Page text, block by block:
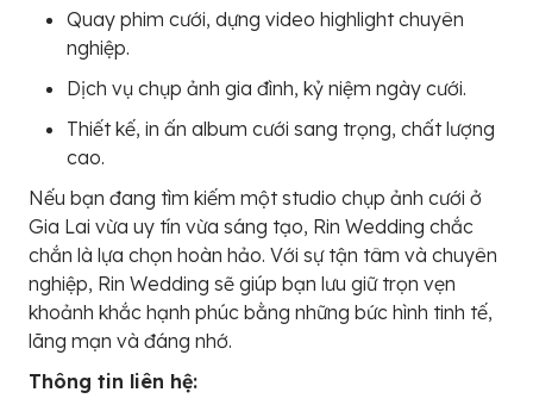
Quay phim cưới, dựng video highlight chuyên
nghiệp.
Dịch vụ chụp ảnh gia đình, kỷ niệm ngày cưới.
Thiết kế, in ấn album cưới sang trọng, chất lượng
cao.
Nếu bạn đang tìm kiếm một studio chụp ảnh cưới ở
Gia Lai vừa uy tín vừa sáng tạo, Rin Wedding chắc
chắn là lựa chọn hoàn hảo. Với sự tận tâm và chuyên
nghiệp, Rin Wedding sẽ giúp bạn lưu giữ trọn vẹn
khoảnh khắc hạnh phúc bằng những bức hình tinh tế,
lãng mạn và đáng nhớ.
Thông tin liên hệ: